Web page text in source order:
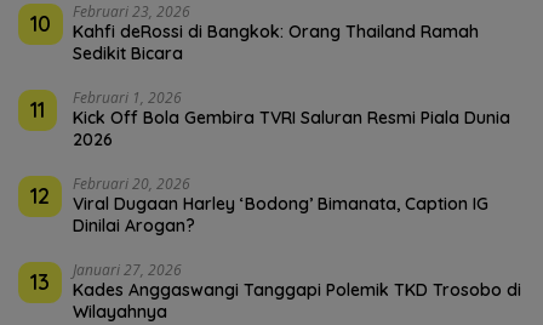
10 Februari 23, 2026
Kahfi deRossi di Bangkok: Orang Thailand Ramah
Sedikit Bicara
11 Februari 1, 2026
Kick Off Bola Gembira TVRI Saluran Resmi Piala Dunia
2026
12 Februari 20, 2026
Viral Dugaan Harley ‘Bodong’ Bimanata, Caption IG
Dinilai Arogan?
13 Januari 27, 2026
Kades Anggaswangi Tanggapi Polemik TKD Trosobo di
Wilayahnya